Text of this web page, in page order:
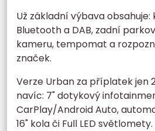
Už základní výbava obsahuje:
Bluetooth a DAB, zadní
kameru, tempomat a
značek.
Verze Urban za příplatek jen
navíc: 7" dotykový
CarPlay/Android Auto,
16" kola či Full LED světlomety.